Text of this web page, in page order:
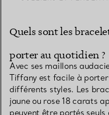
Quels sont les
porter au quotidien ?
Avec ses maillons
Tiffany est facile à porter
différents styles. Les
jaune ou rose 18 carats
peuvent être portés